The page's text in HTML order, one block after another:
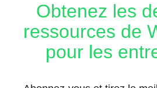
Obtenez les
ressources de
pour les